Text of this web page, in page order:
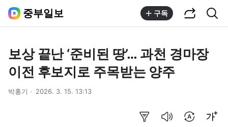
중부일보 구독
보상 끝난 ‘준비된 땅’… 과천 경마장
이전 후보지로 주목받는 양주
박홍기 2026. 3. 15. 13:13